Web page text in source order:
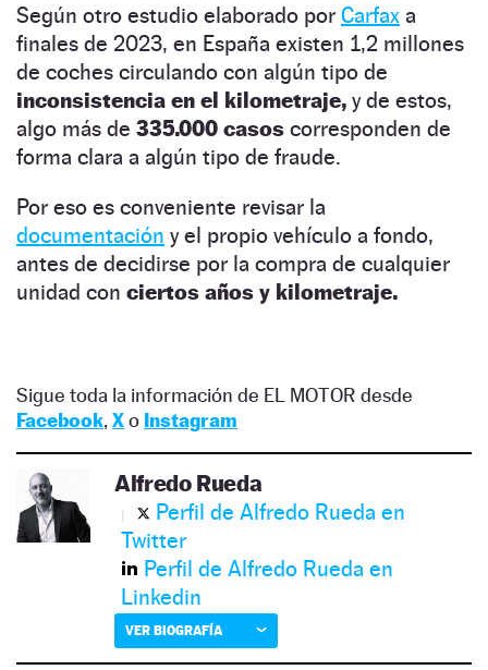
Según otro estudio elaborado por Carfax a
finales de 2023, en España existen 1,2 millones
de coches circulando con algún tipo de
inconsistencia en el kilometraje, y de estos,
algo más de 335.000 casos corresponden de
forma clara a algún tipo de fraude.
Por eso es conveniente revisar la
documentación y el propio vehículo a fondo,
antes de decidirse por la compra de cualquier
unidad con ciertos años y kilometraje.
Sigue toda la información de EL MOTOR desde
Facebook, Xo Instagram
Alfredo Rueda
Perfil de Alfredo Rueda en
Twitter
Perfil de Alfredo Rueda en
Linkedin
VER BIOGRAFÍA